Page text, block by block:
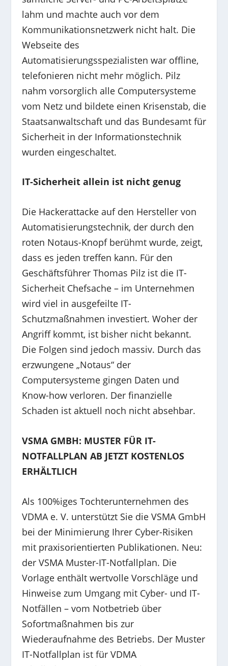
lahm und machte auch vor dem
Kommunikationsnetzwerk nicht halt. Die
Webseite des
Automatisierungsspezialisten war offline,
telefonieren nicht mehr möglich. Pilz
nahm vorsorglich alle Computersysteme
vom Netz und bildete einen Krisenstab, die
Staatsanwaltschaft und das Bundesamt für
Sicherheit in der Informationstechnik
wurden eingeschaltet.
IT-Sicherheit allein ist nicht genug
Die Hackerattacke auf den Hersteller von
Automatisierungstechnik, der durch den
roten Notaus-Knopf berühmt wurde, zeigt,
dass es jeden treffen kann. Für den
Geschäftsführer Thomas Pilz ist die IT-
Sicherheit Chefsache – im Unternehmen
wird viel in ausgefeilte IT-
Schutzmaßnahmen investiert. Woher der
Angriff kommt, ist bisher nicht bekannt.
Die Folgen sind jedoch massiv. Durch das
erzwungene „Notaus“ der
Computersysteme gingen Daten und
Know-how verloren. Der finanzielle
Schaden ist aktuell noch nicht absehbar.
VSMA GMBH: MUSTER FÜR IT-
NOTFALLPLAN AB JETZT KOSTENLOS
ERHÄLTLICH
Als 100%iges Tochterunternehmen des
VDMA e. V. unterstützt Sie die VSMA GmbH
bei der Minimierung Ihrer Cyber-Risiken
mit praxisorientierten Publikationen. Neu:
der VSMA Muster-IT-Notfallplan. Die
Vorlage enthält wertvolle Vorschläge und
Hinweise zum Umgang mit Cyber- und IT-
Notfällen – vom Notbetrieb über
Sofortmaßnahmen bis zur
Wiederaufnahme des Betriebs. Der Muster
IT-Notfallplan ist für VDMA